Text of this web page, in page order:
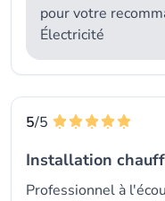
pour votre
Électricité
5/5
Installation
Professionnel à